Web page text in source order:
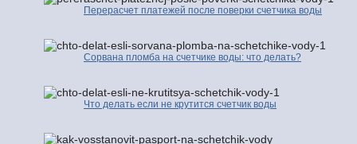
Перерасчет платежей после поверки счетчика воды
Сорвана пломба на счетчике воды: что делать?
Что делать если не крутится счетчик воды